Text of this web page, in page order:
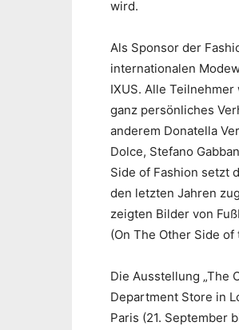
wird.
Als Sponsor der
internationalen
IXUS. Alle
ganz persönliches
anderem Donatella
Dolce, Stefano
Side of Fashion setzt
den letzten Jahren
zeigten Bilder von
(On The Other Side
Die Ausstellung „The
Department Store in
Paris (21. September